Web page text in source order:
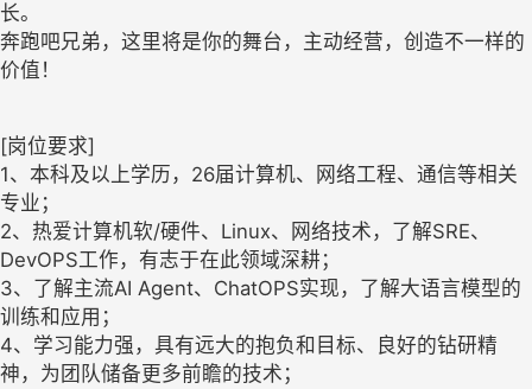
长。
奔跑吧兄弟，这里将是你的舞台，主动经营，创造不一样的
价值！
[岗位要求]
1、本科及以上学历，26届计算机、网络工程、通信等相关
专业；
2、热爱计算机软/硬件、Linux、网络技术，了解SRE、
DevOPS工作，有志于在此领域深耕；
3、了解主流AI Agent、ChatOPS实现，了解大语言模型的
训练和应用；
4、学习能力强，具有远大的抱负和目标、良好的钻研精
神，为团队储备更多前瞻的技术；